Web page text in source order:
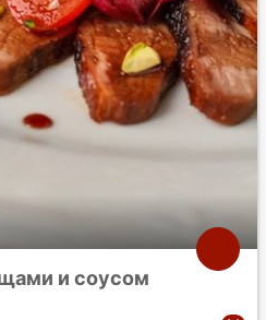
и соусом